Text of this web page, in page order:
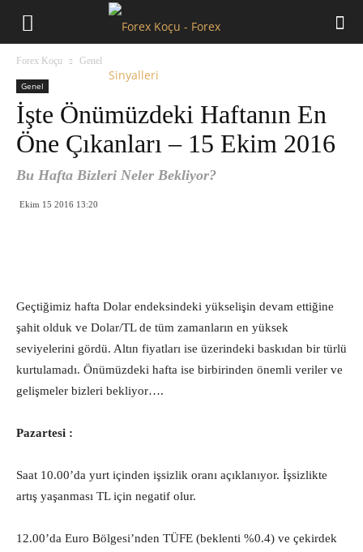
Forex Koçu Genel
Genel
İşte Önümüzdeki Haftanın En
Öne Çıkanları – 15 Ekim 2016
Bu Hafta Bizleri Neler Bekliyor?
Ekim 15 2016 13:20
Geçtiğimiz hafta Dolar endeksindeki yükselişin devam ettiğine
şahit olduk ve Dolar/TL de tüm zamanların en yüksek
seviyelerini gördü. Altın fiyatları ise üzerindeki baskıdan bir türlü
kurtulamadı. Önümüzdeki hafta ise birbirinden önemli veriler ve
gelişmeler bizleri bekliyor….
Pazartesi :
Saat 10.00’da yurt içinden işsizlik oranı açıklanıyor. İşsizlikte
artış yaşanması TL için negatif olur.
12.00’da Euro Bölgesi’nden TÜFE (beklenti %0.4) ve çekirdek